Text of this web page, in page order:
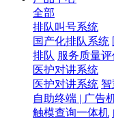
全部
排队叫号系统
国产化排队系统
排队 服务质量评
医护对讲系统
医护对讲系统
自助终端 | 广告
触模查询一体机